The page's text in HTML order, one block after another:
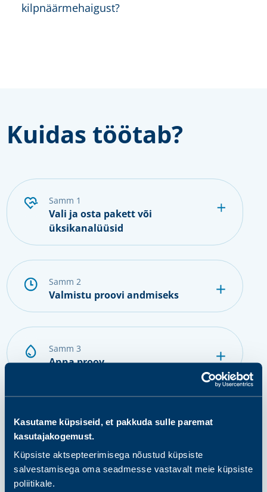
Kasutame küpsiseid, et pakkuda sulle paremat
kasutajakogemust.
Küpsiste aktsepteerimisega nõustud küpsiste
salvestamisega oma seadmesse vastavalt meie küpsiste
poliitikale.
kilpnäärmehaigust?
Kuidas töötab?
samm 1
Vali ja osta pakett või
üksikanalüüsid
samm 2
Valmistu proovi andmiseks
samm 3
Anna proov
Tulemuste saamine ja järgmised
sammud